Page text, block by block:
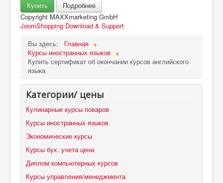
Купить
Подробнее
Copyright MAXXmarketing GmbH
JoomShopping Download & Support
Вы здесь:
Главная
Курсы иностранных языков
Купить сертификат об окончании курсов английского
языка
Категории/ цены
Кулинарные курсы поваров
Курсы иностранных языков
Экономические курсы
Курсы бух. учета цена
Диплом компьютерных курсов
Курсы управления/менеджмента